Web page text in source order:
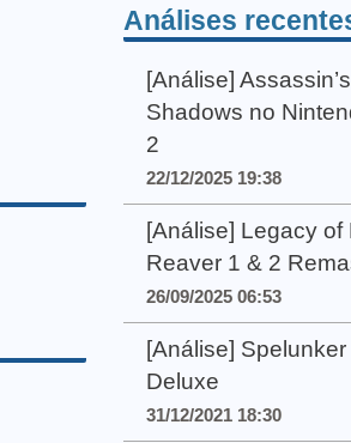
Análises
[Análise]
Shadows no
2
22/12/2025 19:38
[Análise] Legacy of
Reaver 1 & 2
26/09/2025 06:53
[Análise] Spelunker
Deluxe
31/12/2021 18:30